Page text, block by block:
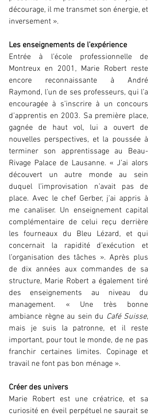
décourage, il me transmet son énergie, et
inversement ».
Les enseignements de l’expérience
Entrée à l’école professionnelle de
Montreux en 2001, Marie Robert reste
encore reconnaissante à André
Raymond, l’un de ses professeurs, qui l’a
encouragée à s’inscrire à un concours
d’apprentis en 2003. Sa première place,
gagnée de haut vol, lui a ouvert de
nouvelles perspectives, et la poussée à
terminer son apprentissage au Beau-
Rivage Palace de Lausanne. « J’ai alors
découvert un autre monde au sein
duquel l’improvisation n’avait pas de
place. Avec le chef Gerber, j’ai appris à
me canaliser. Un enseignement capital
complémentaire de celui reçu derrière
les fourneaux du Bleu Lézard, et qui
concernait la rapidité d’exécution et
l’organisation des tâches ». Après plus
de dix années aux commandes de sa
structure, Marie Robert a également tiré
des enseignements au niveau du
management. « Une très bonne
ambiance règne au sein du Café Suisse,
mais je suis la patronne, et il reste
important, pour tout le monde, de ne pas
franchir certaines limites. Copinage et
travail ne font pas bon ménage ».
Créer des univers
Marie Robert est une créatrice, et sa
curiosité en éveil perpétuel ne saurait se